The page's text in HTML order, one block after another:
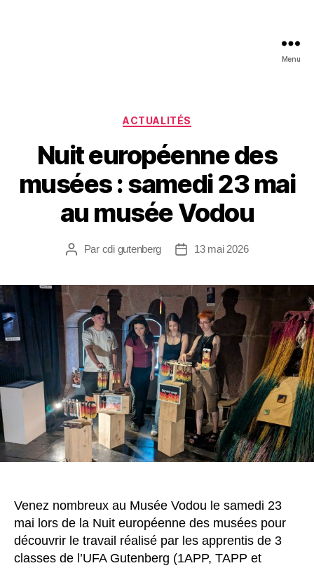
Menu
ACTUALITÉS
Nuit européenne des
musées : samedi 23 mai
au musée Vodou
Par cdi gutenberg 13 mai 2026
Venez nombreux au Musée Vodou le samedi 23
mai lors de la Nuit européenne des musées pour
découvrir le travail réalisé par les apprentis de 3
classes de l’UFA Gutenberg (1APP, TAPP et